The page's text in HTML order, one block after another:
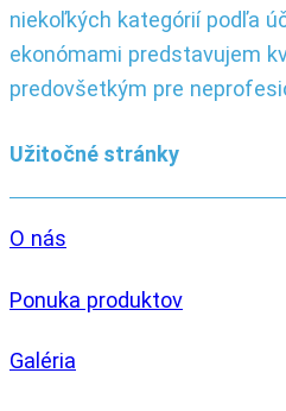
niekoľkých kategórií podľa
ekonómami predstavujem
predovšetkým pre
Užitočné stránky
O nás
Ponuka produktov
Galéria